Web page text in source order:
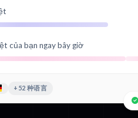
của bạn ngay bây giờ
+52 种语言